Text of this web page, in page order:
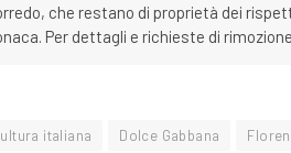
che restano di proprietà dei
Per dettagli e richieste di
italiana Dolce Gabbana